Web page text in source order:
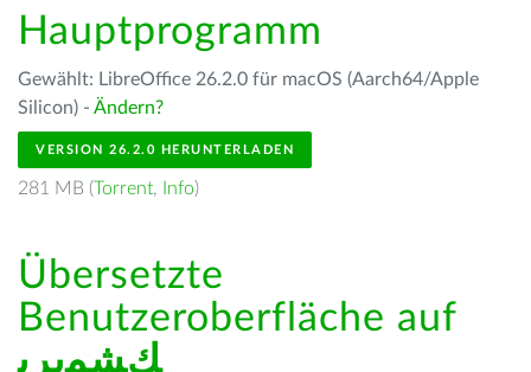
Hauptprogramm
Gewählt: LibreOffice 26.2.0 für macOS (Aarch64/Apple
Silicon) - Ändern?
VERSION 26.2.0 HERUNTERLADEN
281 MB (Torrent, Info)
Übersetzte
Benutzeroberfläche auf
ﻚﺸﻤﻳﺮﻳ